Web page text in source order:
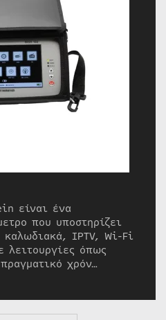
είναι ένα
που υποστηρίζει
καλωδιακά, IPTV, Wi-Fi
λειτουργίες όπως
χρόν…